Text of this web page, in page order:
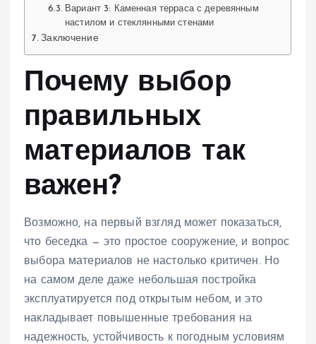
Вариант 3: Каменная терраса с деревянным
настилом и стеклянными стенами
Заключение
Почему выбор
правильных
материалов так
важен?
Возможно, на первый взгляд может показаться,
что беседка — это простое сооружение, и вопрос
выбора материалов не настолько критичен. Но
на самом деле даже небольшая постройка
эксплуатируется под открытым небом, и это
накладывает повышенные требования на
надежность, устойчивость к погодным условиям